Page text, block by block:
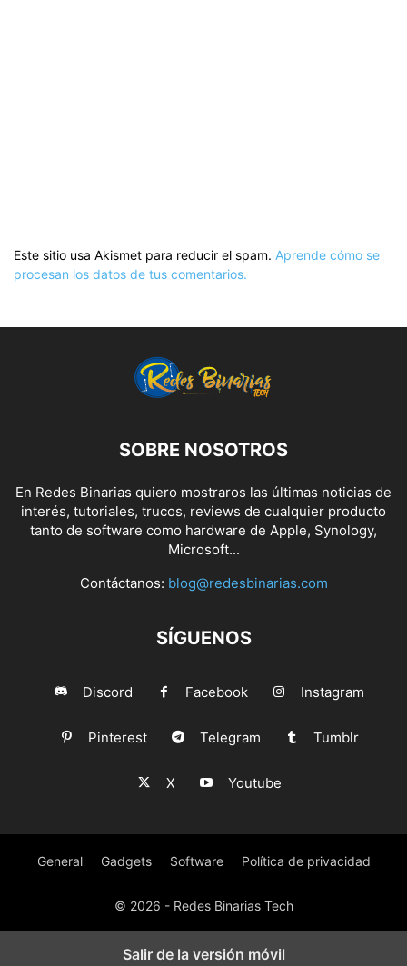
Este sitio usa Akismet para reducir el spam. Aprende cómo se
procesan los datos de tus comentarios.
SOBRE NOSOTROS
En Redes Binarias quiero mostraros las últimas noticias de
interés, tutoriales, trucos, reviews de cualquier producto
tanto de software como hardware de Apple, Synology,
Microsoft...
Contáctanos: blog@redesbinarias.com
SÍGUENOS
Discord Facebook Instagram
Pinterest Telegram Tumblr
X Youtube
General Gadgets Software Política de privacidad
© 2026 - Redes Binarias Tech
Salir de la versión móvil